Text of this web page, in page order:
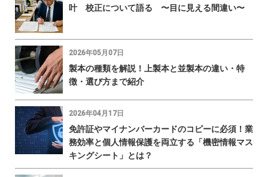
叶 校正について語る 〜目に見える間違い〜
2026年05月07日
製本の種類を解説！上製本と並製本の違い・特
徴・選び方まで紹介
2026年04月17日
免許証やマイナンバーカードのコピーに必須！業
務効率と個人情報保護を両立する「機密情報マス
キングシート」とは？